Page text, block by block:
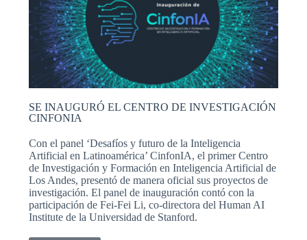
SE INAUGURÓ EL CENTRO DE INVESTIGACIÓN
CINFONIA
Con el panel ‘Desafíos y futuro de la Inteligencia
Artificial en Latinoamérica’ CinfonIA, el primer Centro
de Investigación y Formación en Inteligencia Artificial de
Los Andes, presentó de manera oficial sus proyectos de
investigación. El panel de inauguración contó con la
participación de Fei-Fei Li, co-directora del Human AI
Institute de la Universidad de Stanford.